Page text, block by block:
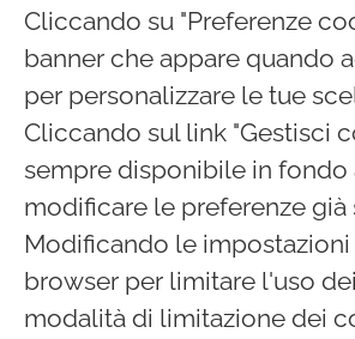
Cliccando su "Preferenze
banner che appare quando
per personalizzare le tue
Cliccando sul link "Gestisci
sempre disponibile in fondo
modificare le preferenze già
Modificando le
browser per limitare l'uso
modalità di limitazione dei